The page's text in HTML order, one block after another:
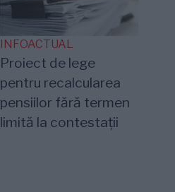
INFOACTUAL
Proiect de lege
pentru recalcularea
pensiilor fără termen
limită la contestații